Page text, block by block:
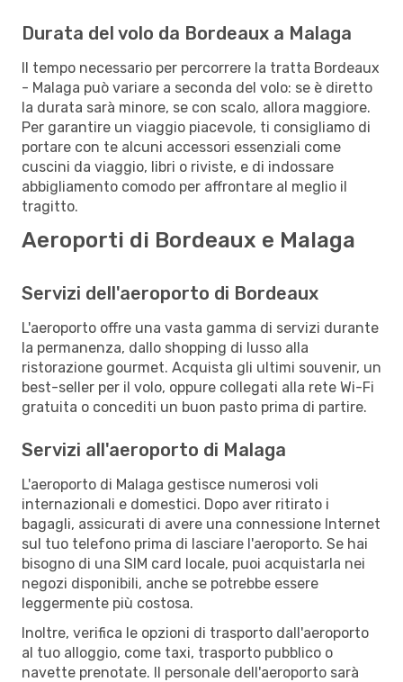
Durata del volo da Bordeaux a Malaga
Il tempo necessario per percorrere la tratta Bordeaux
- Malaga può variare a seconda del volo: se è diretto
la durata sarà minore, se con scalo, allora maggiore.
Per garantire un viaggio piacevole, ti consigliamo di
portare con te alcuni accessori essenziali come
cuscini da viaggio, libri o riviste, e di indossare
abbigliamento comodo per affrontare al meglio il
tragitto.
Aeroporti di Bordeaux e Malaga
Servizi dell'aeroporto di Bordeaux
L'aeroporto offre una vasta gamma di servizi durante
la permanenza, dallo shopping di lusso alla
ristorazione gourmet. Acquista gli ultimi souvenir, un
best-seller per il volo, oppure collegati alla rete Wi-Fi
gratuita o concediti un buon pasto prima di partire.
Servizi all'aeroporto di Malaga
L'aeroporto di Malaga gestisce numerosi voli
internazionali e domestici. Dopo aver ritirato i
bagagli, assicurati di avere una connessione Internet
sul tuo telefono prima di lasciare l'aeroporto. Se hai
bisogno di una SIM card locale, puoi acquistarla nei
negozi disponibili, anche se potrebbe essere
leggermente più costosa.
Inoltre, verifica le opzioni di trasporto dall'aeroporto
al tuo alloggio, come taxi, trasporto pubblico o
navette prenotate. Il personale dell'aeroporto sarà